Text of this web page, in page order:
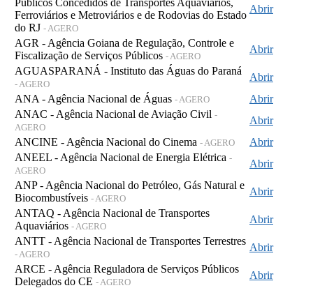
Públicos Concedidos de Transportes Aquaviários,
Ferroviários e Metroviários e de Rodovias do Estado
do RJ - AGERO
Abrir
AGR - Agência Goiana de Regulação, Controle e
Fiscalização de Serviços Públicos - AGERO
Abrir
AGUASPARANÁ - Instituto das Águas do Paraná
- AGERO
Abrir
ANA - Agência Nacional de Águas - AGERO
Abrir
ANAC - Agência Nacional de Aviação Civil -
AGERO
Abrir
ANCINE - Agência Nacional do Cinema - AGERO
Abrir
ANEEL - Agência Nacional de Energia Elétrica -
AGERO
Abrir
ANP - Agência Nacional do Petróleo, Gás Natural e
Biocombustíveis - AGERO
Abrir
ANTAQ - Agência Nacional de Transportes
Aquaviários - AGERO
Abrir
ANTT - Agência Nacional de Transportes Terrestres
- AGERO
Abrir
ARCE - Agência Reguladora de Serviços Públicos
Delegados do CE - AGERO
Abrir